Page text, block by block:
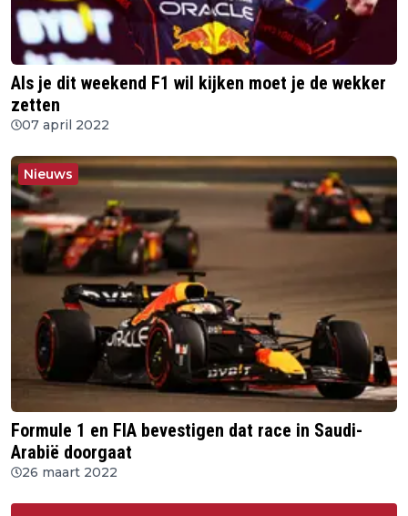
Als je dit weekend F1 wil kijken moet je de wekker
zetten
07 april 2022
Nieuws
Formule 1 en FIA bevestigen dat race in Saudi-
Arabië doorgaat
26 maart 2022